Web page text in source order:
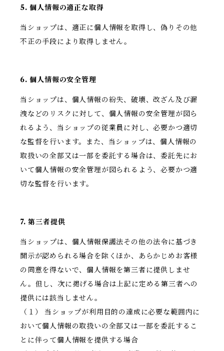
5. 個人情報の適正な取得
当ショップは、適正に個人情報を取得し、偽りその他
不正の手段により取得しません。
6. 個人情報の安全管理
当ショップは、個人情報の紛失、破壊、改ざん及び漏
洩などのリスクに対して、個人情報の安全管理が図ら
れるよう、当ショップの従業員に対し、必要かつ適切
な監督を行います。また、当ショップは、個人情報の
取扱いの全部又は一部を委託する場合は、委託先にお
いて個人情報の安全管理が図られるよう、必要かつ適
切な監督を行います。
7. 第三者提供
当ショップは、個人情報保護法その他の法令に基づき
開示が認められる場合を除くほか、あらかじめお客様
の同意を得ないで、個人情報を第三者に提供しませ
ん。但し、次に掲げる場合は上記に定める第三者への
提供には該当しません。
（１） 当ショップが利用目的の達成に必要な範囲内に
おいて個人情報の取扱いの全部又は一部を委託するこ
とに伴って個人情報を提供する場合